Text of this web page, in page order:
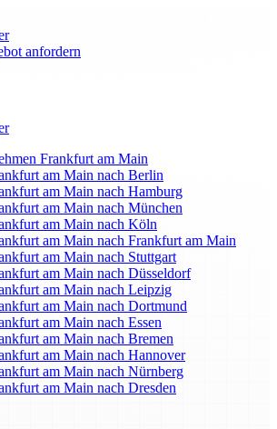
anfordern
Frankfurt am Main
am Main nach Berlin
am Main nach Hamburg
am Main nach München
am Main nach Köln
am Main nach Frankfurt am Main
am Main nach Stuttgart
am Main nach Düsseldorf
am Main nach Leipzig
am Main nach Dortmund
am Main nach Essen
am Main nach Bremen
am Main nach Hannover
am Main nach Nürnberg
am Main nach Dresden